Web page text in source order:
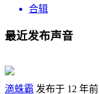
合辑
最近发布声音
滴蛛霸 发布于 12 年前